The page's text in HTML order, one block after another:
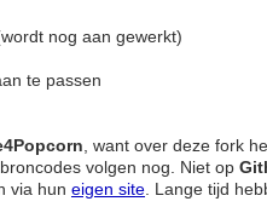
nog aan gewerkt)
te passen
, want over deze fork
volgen nog. Niet op
via hun eigen site . Lange tijd